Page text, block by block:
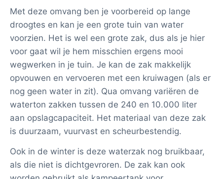
Met deze omvang ben je voorbereid op lange
droogtes en kan je een grote tuin van water
voorzien. Het is wel een grote zak, dus als je hier
voor gaat wil je hem misschien ergens mooi
wegwerken in je tuin. Je kan de zak makkelijk
opvouwen en vervoeren met een kruiwagen (als er
nog geen water in zit). Qua omvang variëren de
waterton zakken tussen de 240 en 10.000 liter
aan opslagcapaciteit. Het materiaal van deze zak
is duurzaam, vuurvast en scheurbestendig.
Ook in de winter is deze waterzak nog bruikbaar,
als die niet is dichtgevroren. De zak kan ook